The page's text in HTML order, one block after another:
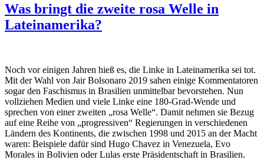
Was bringt die zweite rosa Welle in
Lateinamerika?
Noch vor einigen Jahren hieß es, die Linke in Lateinamerika sei tot.
Mit der Wahl von Jair Bolsonaro 2019 sahen einige Kommentatoren
sogar den Faschismus in Brasilien unmittelbar bevorstehen. Nun
vollziehen Medien und viele Linke eine 180-Grad-Wende und
sprechen von einer zweiten „rosa Welle“. Damit nehmen sie Bezug
auf eine Reihe von „progressiven“ Regierungen in verschiedenen
Ländern des Kontinents, die zwischen 1998 und 2015 an der Macht
waren: Beispiele dafür sind Hugo Chavez in Venezuela, Evo
Morales in Bolivien oder Lulas erste Präsidentschaft in Brasilien.